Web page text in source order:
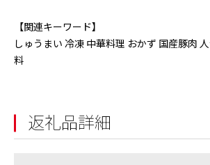
【関連キーワード】
しゅうまい 冷凍 中華料理 おかず 国産豚肉
料
返礼品詳細